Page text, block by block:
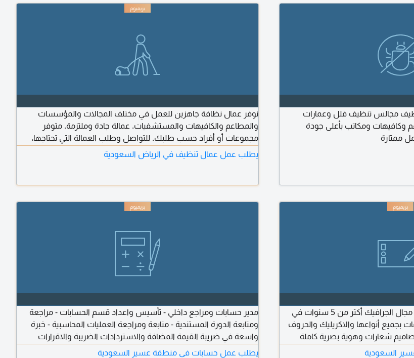
مجالس تنظيف فلل وعمارات
وكافيهات ومكاتب بأعلى جودة
ممتازة
نوفر عمال نظافة جاهزين للعمل في مختلف المجالات والمؤسسات
والمطاعم والكافيهات والمستشفيات. عمالة جادة وملتزمة. متوفر
مجموعات أو أفراد حسب طلبك. للتواصل وطلب العمالة التي تحتاجها،
اتصل على الرقم
يطلب عمل عمال تنظيف في الرياض السعودية
مصمم جرافيك سوداني خبرة في مجال الجرافيك أكثر من 5 سنوات في
أنواعها والاكريليك والحروف
شعارات وهوية بصرية كاملة
السعودية
مدير حسابات ومراجع داخلي - تأسيس واعداد قسم الحسابات - مراجعة
ومتابعة الدورة المستندية - متابعة ومراجعة العمليات المحاسبية - خبرة
واسعة في ضريبة القيمة المضافة والاستردادات الضريبة والاقرارات
الزكوية - اعداد القوائم المالية وتحليلها وتحديد نقاط الضعف والقوة -
يطلب عمل حسابات في منطقة عسير السعودية